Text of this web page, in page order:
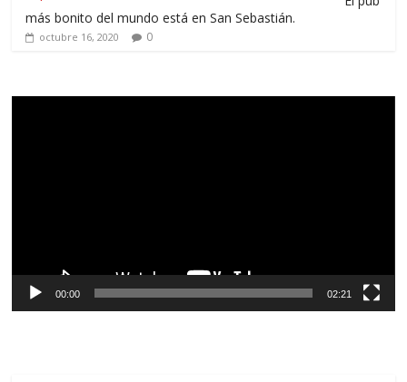
más bonito del mundo está en San Sebastián.
octubre 16, 2020 0
00:00 02:21